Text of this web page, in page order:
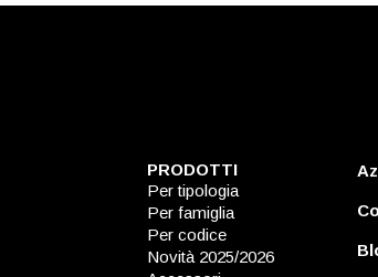
PRODOTTI
Per tipologia
Per famiglia
Per codice
Novità 2025/2026